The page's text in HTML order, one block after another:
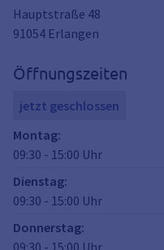
Hauptstraße 48
91054 Erlangen
Öffnungszeiten
jetzt geschlossen
Montag:
09:30 - 15:00 Uhr
Dienstag:
09:30 - 15:00 Uhr
Donnerstag:
09:30 - 15:00 Uhr